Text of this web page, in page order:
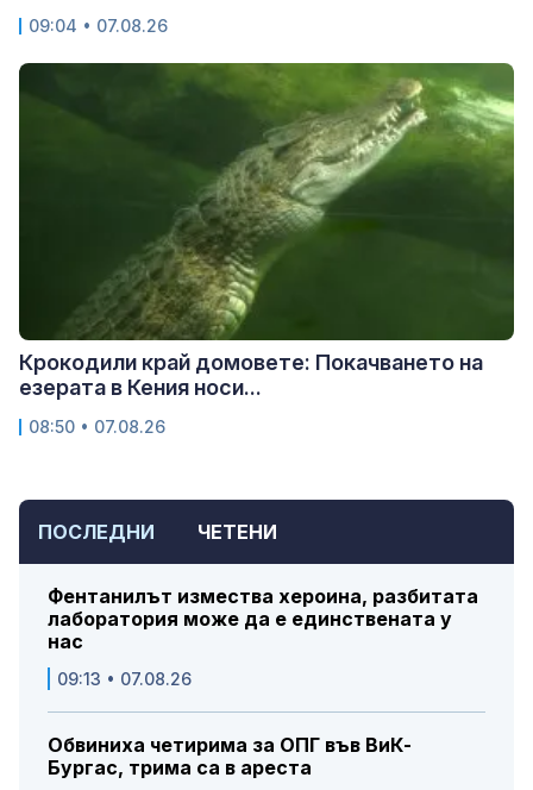
ПОСЛЕДНИ ЧЕТЕНИ
Фентанилът измества хероина, разбитата
лаборатория може да е единствената у
нас
09:13 • 07.08.26
Обвиниха четирима за ОПГ във ВиК-
Бургас, трима са в ареста
09:04 • 07.08.26
Крокодили край домовете: Покачването на
езерата в Кения носи...
08:50 • 07.08.26